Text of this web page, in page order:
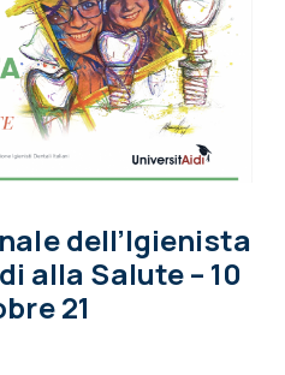
dell’Igienista
alla Salute – 10
21